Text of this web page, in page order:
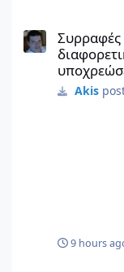
Συρραφές
Akis
9 hours